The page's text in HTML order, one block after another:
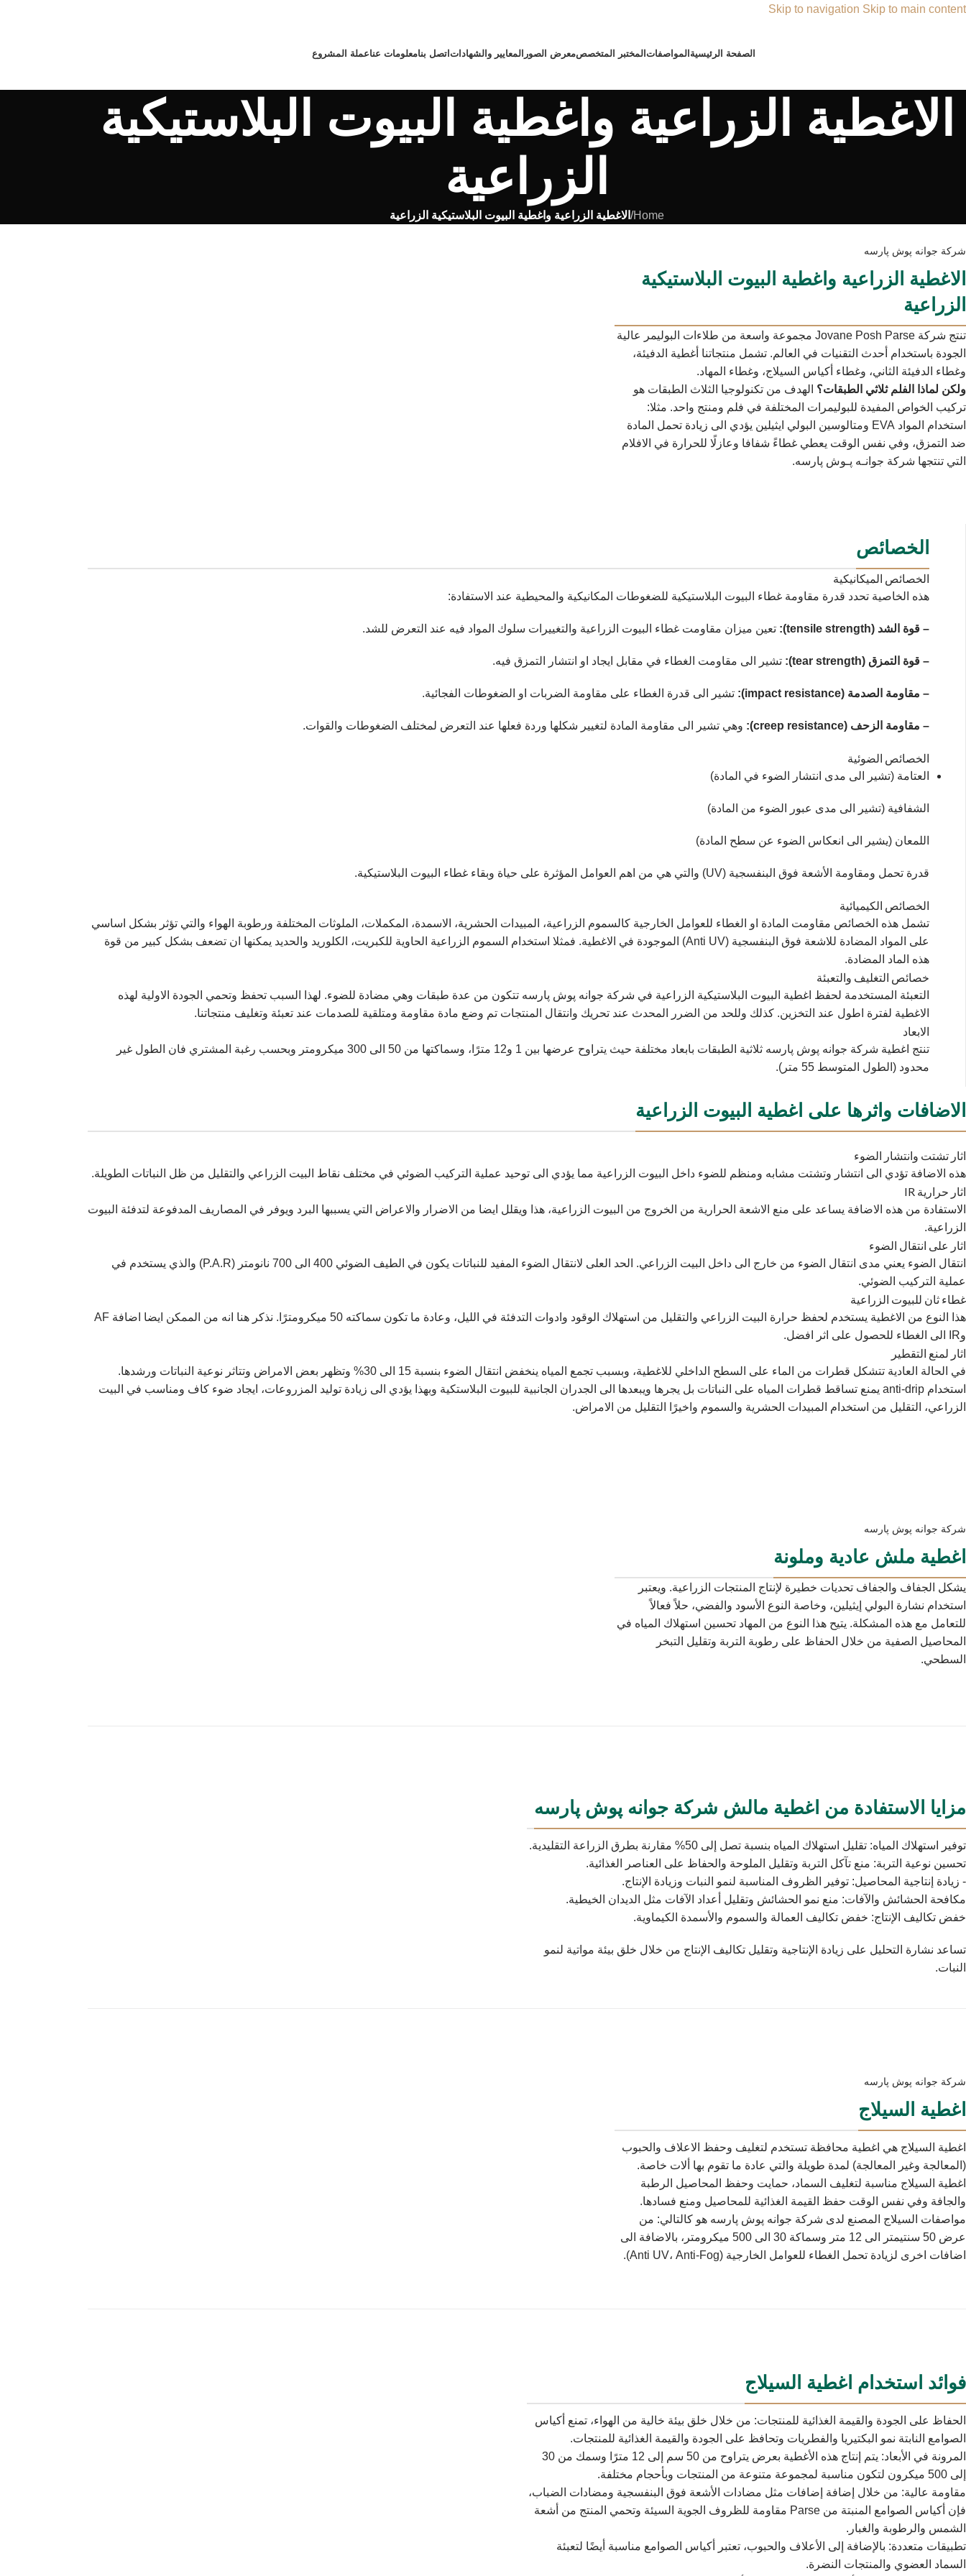
Skip to navigation Skip to main content
الصفحة الرئیسية المواصفات المختبر المتخصصمعرض الصور المعايير والشهادات اتصل بنامعلومات عناعملة المشروع
الاغطية الزراعية واغطية البيوت البلاستيكية
الزراعية
Home
/ الاغطية الزراعية واغطية البيوت البلاستيكية الزراعية
شركة جوانه پوش پارسه
الاغطية الزراعية واغطية البيوت البلاستيكية
الزراعية
تنتج شركة Jovane Posh Parse مجموعة واسعة من طلاءات البوليمر عالية
الجودة باستخدام أحدث التقنيات في العالم. تشمل منتجاتنا أغطية الدفيئة،
وغطاء الدفيئة الثاني، وغطاء أكياس السيلاج، وغطاء المهاد.
ولكن لماذا الفلم ثلاثي الطبقات؟ الهدف من تكنولوجيا الثلاث الطبقات هو
تركيب الخواص المفيدة للبوليمرات المختلفة في فلم ومنتج واحد. مثلا:
استخدام المواد EVA ومتالوسين البولي ايثیلین يؤدي الى زيادة تحمل المادة
ضد التمزق، وفي نفس الوقت يعطي غطاءً شفافا وعازلًا للحرارة في الافلام
التي تنتجها شركة جوانـه پـوش پارسه.
الخصائص
الخصائص الميكانيكية
هذه الخاصية تحدد قدرة مقاومة غطاء البيوت البلاستيكية للضغوطات المكانيكية والمحيطية عند الاستفادة:
– قوة الشد (tensile strength): تعين ميزان مقاومت غطاء البيوت الزراعية والتغييرات سلوك المواد فيه عند التعرض للشد.
– قوة التمزق (tear strength): تشير الى مقاومت الغطاء في مقابل ايجاد او انتشار التمزق فيه.
– مقاومة الصدمة (impact resistance): تشير الى قدرة الغطاء على مقاومة الضربات او الضغوطات الفجائية.
– مقاومة الزحف (creep resistance): وهي تشير الى مقاومة المادة لتغيير شكلها وردة فعلها عند التعرض لمختلف الضغوطات والقوات.
الخصائص الضوئية
العتامة (تشير الى مدى انتشار الضوء في المادة)
الشفافية (تشير الى مدى عبور الضوء من المادة)
اللمعان (يشير الى انعكاس الضوء عن سطح المادة)
قدرة تحمل ومقاومة الأشعة فوق البنفسجية (UV) والتي هي من اهم العوامل المؤثرة على حياة وبقاء غطاء البيوت البلاستيكية.
الخصائص الكيميائية
تشمل هذه الخصائص مقاومت المادة او الغطاء للعوامل الخارجية كالسموم الزراعية، المبيدات الحشرية، الاسمدة، المكملات، الملوثات المختلفة ورطوبة الهواء والتي تؤثر بشكل اساسي
على المواد المضادة للاشعة فوق البنفسجية (Anti UV) الموجودة في الاغطية. فمثلا استخدام السموم الزراعية الحاوية للكبريت، الكلوريد والحديد يمكنها ان تضعف بشكل كبير من قوة
هذه الماد المضادة.
خصائص التغليف والتعبئة
التعبئة المستخدمة لحفظ اغطية البيوت البلاستيكية الزراعية في شركة جوانه پوش پارسه تتكون من عدة طبقات وهي مضادة للضوء. لهذا السبب تحفظ وتحمي الجودة الاولية لهذه
الاغطية لفترة اطول عند التخزين. كذلك وللحد من الضرر المحدث عند تحريك وانتقال المنتجات تم وضع مادة مقاومة ومتلقية للصدمات عند تعبئة وتغليف منتجاتنا.
الابعاد
تنتج اغطية شركة جوانه پوش پارسه ثلاثية الطبقات بابعاد مختلفة حيث يتراوح عرضها بين 1 و12 مترًا، وسماكتها من 50 الى 300 ميكرومتر وبحسب رغبة المشتري فان الطول غير
محدود (الطول المتوسط 55 متر).
الاضافات واثرها على اغطية البيوت الزراعية
اثار تشتت وانتشار الضوء
هذه الاضافة تؤدي الى انتشار وتشتت مشابه ومنظم للضوء داخل البيوت الزراعية مما يؤدي الى توحيد عملية التركيب الضوئي في مختلف نقاط البيت الزراعي والتقليل من ظل النباتات الطويلة.
اثار حرارية IR
الاستفادة من هذه الاضافة يساعد على منع الاشعة الحرارية من الخروج من البيوت الزراعية، هذا ويقلل ايضا من الاضرار والاعراض التي يسببها البرد ويوفر في المصاريف المدفوعة لتدفئة البيوت
الزراعية.
اثار على انتقال الضوء
انتقال الضوء يعني مدى انتقال الضوء من خارج الى داخل البيت الزراعي. الحد العلى لانتقال الضوء المفيد للنباتات يكون في الطيف الضوئي 400 الى 700 نانومتر (P.A.R) والذي يستخدم في
عملية التركيب الضوئي.
غطاء ثان للبيوت الزراعية
هذا النوع من الاغطية يستخدم لحفظ حرارة البيت الزراعي والتقليل من استهلاك الوقود وادوات التدفئة في الليل، وعادة ما تكون سماكته 50 ميكرومترًا. نذكر هنا انه من الممكن ايضا اضافة AF
وIR الى الغطاء للحصول على اثر افضل.
اثار لمنع التقطير
في الحالة العادية تتشكل قطرات من الماء على السطح الداخلي للاغطية، وبسبب تجمع المياه ينخفض انتقال الضوء بنسبة 15 الى 30% وتظهر بعض الامراض وتتاثر نوعية النباتات ورشدها.
استخدام anti-drip يمنع تساقط قطرات المياه على النباتات بل يجرها ويبعدها الى الجدران الجانبية للبيوت البلاستكية وبهذا يؤدي الى زيادة توليد المزروعات، ايجاد ضوء كاف ومناسب في البيت
الزراعي، التقليل من استخدام المبيدات الحشرية والسموم واخيرًا التقليل من الامراض.
شركة جوانه پوش پارسه
اغطية ملش عادية وملونة
يشكل الجفاف والجفاف تحديات خطيرة لإنتاج المنتجات الزراعية. ويعتبر
استخدام نشارة البولي إيثيلين، وخاصة النوع الأسود والفضي، حلاً فعالاً
للتعامل مع هذه المشكلة. يتيح هذا النوع من المهاد تحسين استهلاك المياه في
المحاصيل الصفية من خلال الحفاظ على رطوبة التربة وتقليل التبخر
السطحي.
مزايا الاستفادة من اغطية مالش شركة جوانه پوش پارسه
توفير استهلاك المياه: تقليل استهلاك المياه بنسبة تصل إلى 50% مقارنة بطرق الزراعة التقليدية.
تحسين نوعية التربة: منع تآكل التربة وتقليل الملوحة والحفاظ على العناصر الغذائية.
- زيادة إنتاجية المحاصيل: توفير الظروف المناسبة لنمو النبات وزيادة الإنتاج.
مكافحة الحشائش والآفات: منع نمو الحشائش وتقليل أعداد الآفات مثل الديدان الخيطية.
خفض تكاليف الإنتاج: خفض تكاليف العمالة والسموم والأسمدة الكيماوية.
تساعد نشارة التحليل على زيادة الإنتاجية وتقليل تكاليف الإنتاج من خلال خلق بيئة مواتية لنمو
النبات.
شركة جوانه پوش پارسه
اغطية السيلاج
اغطیة السیلاج هي اغطية محافظة تستخدم لتغليف وحفظ الاعلاف والحبوب
(المعالجة وغير المعالجة) لمدة طويلة والتي عادة ما تقوم بها ألات خاصة.
اغطية السيلاج مناسبة لتغليف السماد، حمايت وحفظ المحاصيل الرطبة
والجافة وفي نفس الوقت حفظ القيمة الغذائية للمحاصيل ومنع فسادها.
مواصفات السيلاج المصنع لدى شركة جوانه پوش پارسه هو كالتالي: من
عرض 50 سنتيمتر الى 12 متر وسماكة 30 الى 500 ميكرومتر، بالاضافة الى
اضافات اخرى لزيادة تحمل الغطاء للعوامل الخارجية (Anti UV، Anti-Fog).
فوائد استخدام اغطية السيلاج
الحفاظ على الجودة والقيمة الغذائية للمنتجات: من خلال خلق بيئة خالية من الهواء، تمنع أكياس
الصوامع النابتة نمو البكتيريا والفطريات وتحافظ على الجودة والقيمة الغذائية للمنتجات.
المرونة في الأبعاد: يتم إنتاج هذه الأغطية بعرض يتراوح من 50 سم إلى 12 مترًا وسمك من 30
إلى 500 ميكرون لتكون مناسبة لمجموعة متنوعة من المنتجات وبأحجام مختلفة.
مقاومة عالية: من خلال إضافة إضافات مثل مضادات الأشعة فوق البنفسجية ومضادات الضباب،
فإن أكياس الصوامع المنبتة من Parse مقاومة للظروف الجوية السيئة وتحمي المنتج من أشعة
الشمس والرطوبة والغبار.
تطبيقات متعددة: بالإضافة إلى الأعلاف والحبوب، تعتبر أكياس الصوامع مناسبة أيضًا لتعبئة
السماد العضوي والمنتجات النضرة.